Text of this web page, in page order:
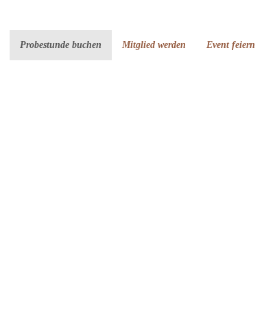
Probestunde buchen Mitglied werden Event feiern